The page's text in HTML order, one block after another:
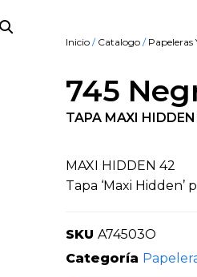
Inicio / Catalogo / Papeleras
745
TAPA MAXI HIDDEN
MAXI HIDDEN 42
Tapa ‘Maxi Hidden’
SKU A74503O
Categoría